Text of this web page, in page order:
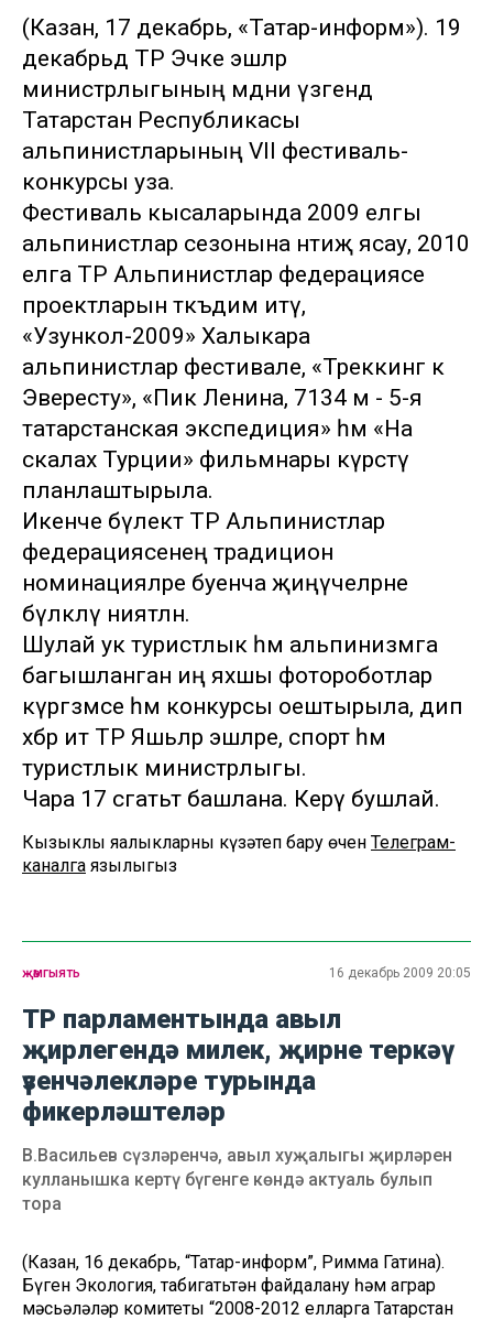
(Казан, 17 декабрь, «Татар-информ»). 19
декабрьдә ТР Эчке эшләр
министрлыгының мәдәни үзәгендә
Татарстан Республикасы
альпинистларының VII фестиваль-
конкурсы уза.
Фестиваль кысаларында 2009 елгы
альпинистлар сезонына нәтиҗә ясау, 2010
елга ТР Альпинистлар федерациясе
проектларын тәкъдим итү,
«Узункол-2009» Халыкара
альпинистлар фестивале, «Треккинг к
Эвересту», «Пик Ленина, 7134 м - 5-я
татарстанская экспедиция» һәм «На
скалах Турции» фильмнары күрсәтү
планлаштырыла.
Икенче бүлектә ТР Альпинистлар
федерациясенең традицион
номинацияләре буенча җиңүчеләрне
бүләкләү ниятләнә.
Шулай ук туристлык һәм альпинизмга
багышланган иң яхшы фотороботлар
күргәзмәсе һәм конкурсы оештырыла, дип
хәбәр итә ТР Яшьләр эшләре, спорт һәм
туристлык министрлыгы.
Чара 17 сәгатьтә башлана. Керү бушлай.
Кызыклы яңалыкларны күзәтеп бару өчен Телеграм-
каналга язылыгыз
җәмгыять 16 декабрь 2009 20:05
ТР парламентында авыл
җирлегендә милек, җирне теркәү
үзенчәлекләре турында
фикерләштеләр
В.Васильев сүзләренчә, авыл хуҗалыгы җирләрен
кулланышка кертү бүгенге көндә актуаль булып
тора
(Казан, 16 декабрь, “Татар-информ”, Римма Гатина).
Бүген Экология, табигатьтән файдалану һәм аграр
мәсьәләләр комитеты “2008-2012 елларга Татарстан